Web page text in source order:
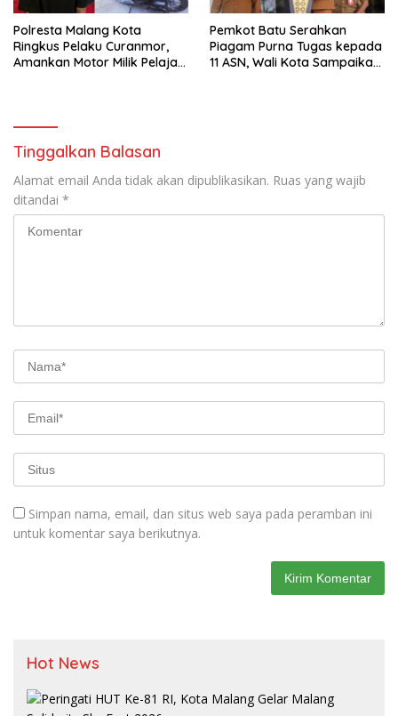
Polresta Malang Kota
Ringkus Pelaku Curanmor,
Amankan Motor Milik Pelajar
Pemkot Batu Serahkan
Piagam Purna Tugas kepada
11 ASN, Wali Kota Sampaikan
Tinggalkan Balasan
Alamat email Anda tidak akan dipublikasikan. Ruas yang wajib
ditandai *
Simpan nama, email, dan situs web saya pada peramban ini
untuk komentar saya berikutnya.
Hot News